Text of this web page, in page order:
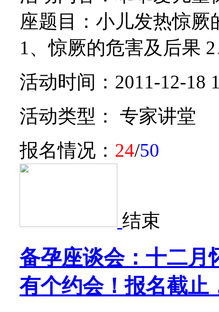
座题目：小儿发热惊
1、惊厥的危害及后果
活动时间：2011-12-18
活动类型： 专家讲堂
报名情况： 24/50
结束
备孕座谈会：十二
有个约会！报名截止